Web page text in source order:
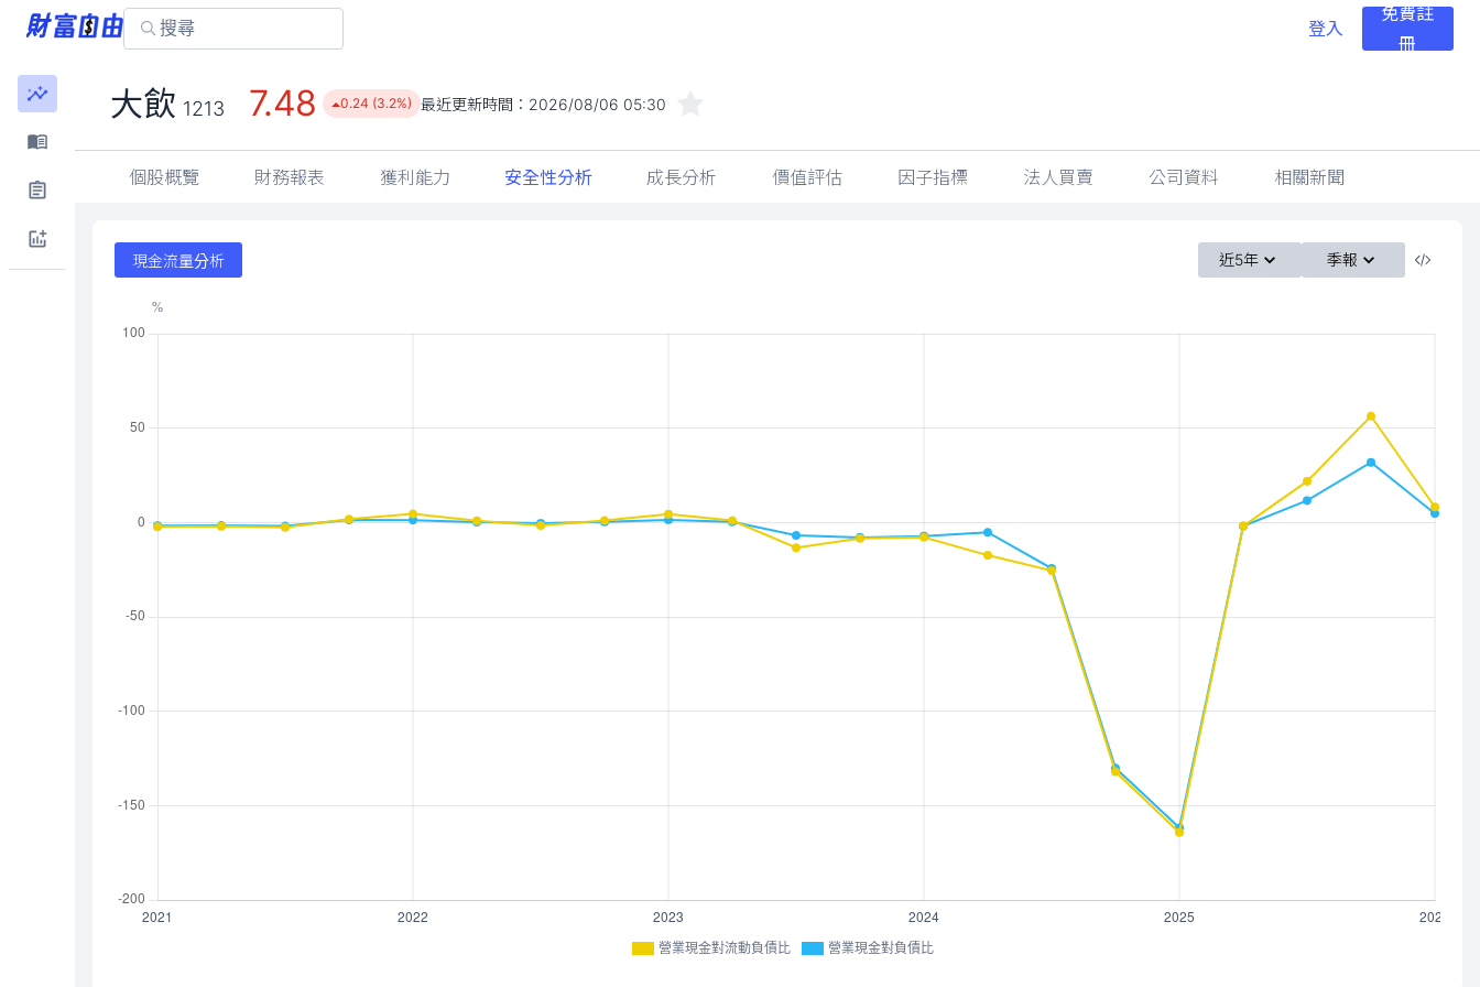
登入
免費註
冊
大飲 1213 7.48 0.24 (3.2%) 最近更新時間： 2026/08/06 05:30
個股概覽 財務報表 獲利能力 安全性分析 成長分析 價值評估 因子指標 法人買賣 公司資料 相關新聞
現金流量分析 近5年 季報
營業現金對流動負債比 營業現金對負債比